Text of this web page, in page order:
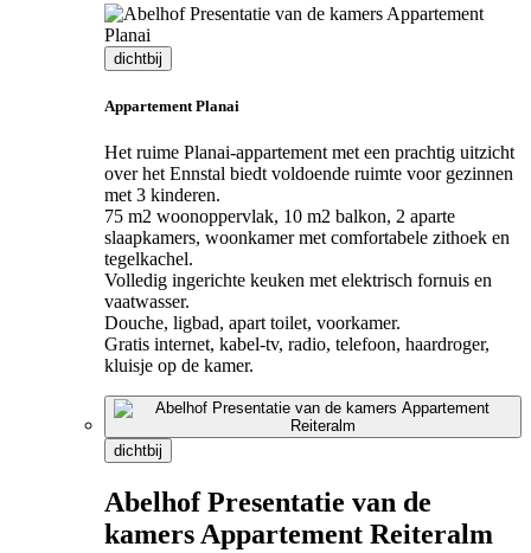
dichtbij
Appartement Planai
Het ruime Planai-appartement met een prachtig uitzicht
over het Ennstal biedt voldoende ruimte voor gezinnen
met 3 kinderen.
75 m2 woonoppervlak, 10 m2 balkon, 2 aparte
slaapkamers, woonkamer met comfortabele zithoek en
tegelkachel.
Volledig ingerichte keuken met elektrisch fornuis en
vaatwasser.
Douche, ligbad, apart toilet, voorkamer.
Gratis internet, kabel-tv, radio, telefoon, haardroger,
kluisje op de kamer.
dichtbij
Abelhof Presentatie van de
kamers Appartement Reiteralm